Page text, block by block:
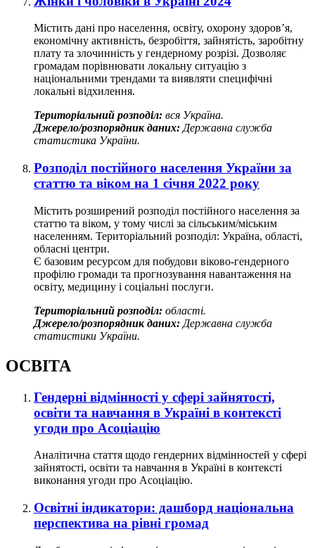
Містить дані про населення, освіту, охорону здоров’я,
економічну активність, безробіття, зайнятість, заробітну
плату та злочинність у гендерному розрізі. Дозволяє
громадам порівнювати локальну ситуацію з
національними трендами та виявляти специфічні
локальні відхилення.
Територіальний розподіл: вся Україна.
Джерело/розпорядник даних:Державна служба
статистика України.
Розподіл постійного населення України за
статтю та віком на 1 січня 2022 року
Містить розширений розподіл постійного населення за
статтю та віком, у тому числі за сільським/міським
населенням. Територіальний розподіл: Україна, області,
обласні центри.
Є базовим ресурсом для побудови віково-гендерного
профілю громади та прогнозування навантаження на
освіту, медицину і соціальні послуги.
Територіальний розподіл: області.
Джерело/розпорядник даних: Державна служба
статистики України.
ОСВІТА
Гендерні відмінності у сфері зайнятості,
освіти та навчання в Україні в контексті
угоди про Асоціацію
Аналітична стаття щодо гендерних відмінностей у сфері
зайнятості, освіти та навчання в Україні в контексті
виконання угоди про Асоціацію.
Освітні індикатори: дашборд національна
перспектива на рівні громад